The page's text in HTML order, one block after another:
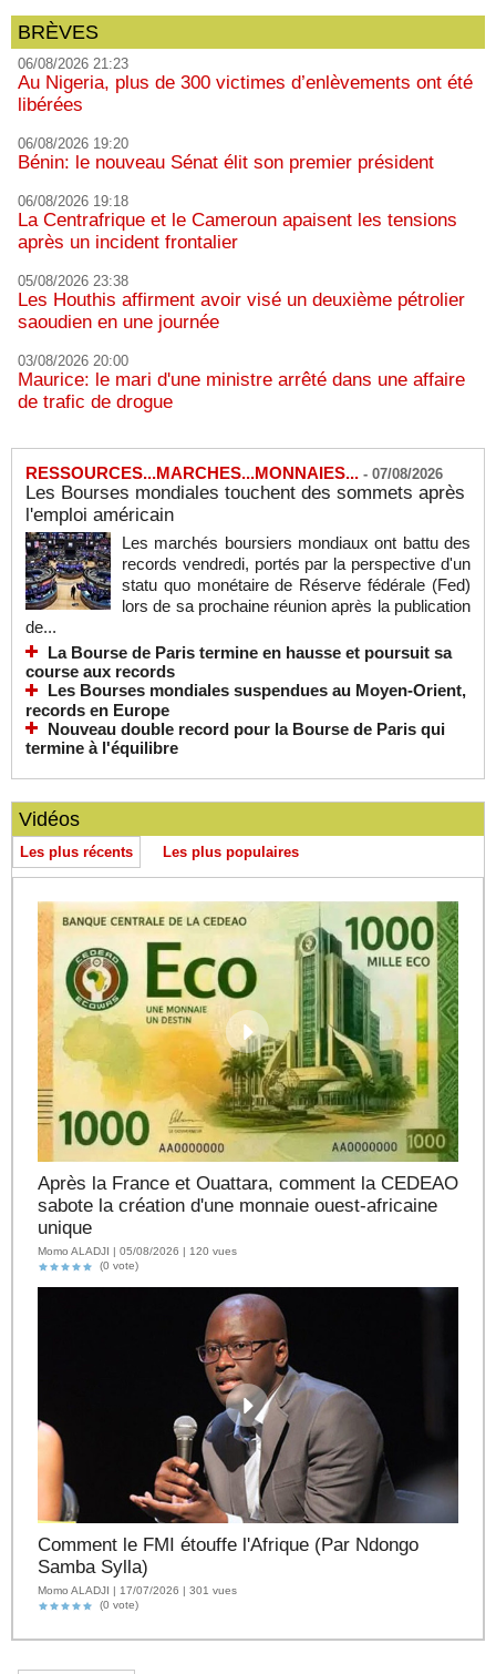
BRÈVES
06/08/2026 21:23
Au Nigeria, plus de 300 victimes d’enlèvements ont été
libérées
06/08/2026 19:20
Bénin: le nouveau Sénat élit son premier président
06/08/2026 19:18
La Centrafrique et le Cameroun apaisent les tensions
après un incident frontalier
05/08/2026 23:38
Les Houthis affirment avoir visé un deuxième pétrolier
saoudien en une journée
03/08/2026 20:00
Maurice: le mari d'une ministre arrêté dans une affaire
de trafic de drogue
RESSOURCES...MARCHES...MONNAIES... - 07/08/2026
Les Bourses mondiales touchent des sommets après
l'emploi américain
Les marchés boursiers mondiaux ont battu des
records vendredi, portés par la perspective d'un
statu quo monétaire de Réserve fédérale (Fed)
lors de sa prochaine réunion après la publication
de...
La Bourse de Paris termine en hausse et poursuit sa
course aux records
Les Bourses mondiales suspendues au Moyen-Orient,
records en Europe
Nouveau double record pour la Bourse de Paris qui
termine à l'équilibre
Vidéos
Les plus récents Les plus populaires
Après la France et Ouattara, comment la CEDEAO
sabote la création d'une monnaie ouest-africaine
unique
Momo ALADJI | 05/08/2026 | 120 vues
(0 vote)
Comment le FMI étouffe l'Afrique (Par Ndongo
Samba Sylla)
Momo ALADJI | 17/07/2026 | 301 vues
(0 vote)